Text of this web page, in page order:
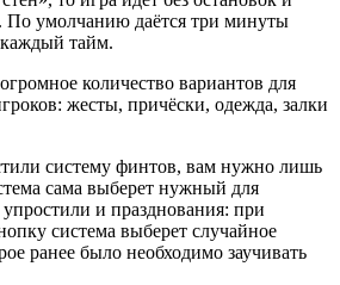
По умолчанию даётся три минуты
тайм.
количество вариантов для
жесты, причёски, одежда, залки
систему финтов, вам нужно лишь
сама выберет нужный для
и празднования: при
система выберет случайное
ранее было необходимо заучивать